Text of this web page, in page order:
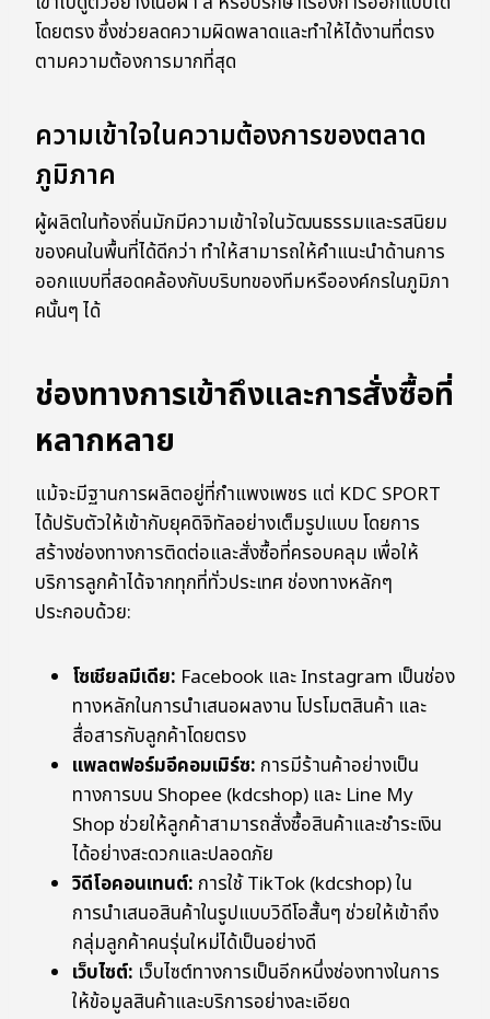
โดยตรง ซึ่งช่วยลดความผิดพลาดและทำให้ได้งานที่ตรง
ตามความต้องการมากที่สุด
ความเข้าใจในความต้องการของตลาด
ภูมิภาค
ผู้ผลิตในท้องถิ่นมักมีความเข้าใจในวัฒนธรรมและรสนิยม
ของคนในพื้นที่ได้ดีกว่า ทำให้สามารถให้คำแนะนำด้านการ
ออกแบบที่สอดคล้องกับบริบทของทีมหรือองค์กรในภูมิภา
คนั้นๆ ได้
ช่องทางการเข้าถึงและการสั่งซื้อที่
หลากหลาย
แม้จะมีฐานการผลิตอยู่ที่กำแพงเพชร แต่ KDC SPORT
ได้ปรับตัวให้เข้ากับยุคดิจิทัลอย่างเต็มรูปแบบ โดยการ
สร้างช่องทางการติดต่อและสั่งซื้อที่ครอบคลุม เพื่อให้
บริการลูกค้าได้จากทุกที่ทั่วประเทศ ช่องทางหลักๆ
ประกอบด้วย:
โซเชียลมีเดีย: Facebook และ Instagram เป็นช่อง
ทางหลักในการนำเสนอผลงาน โปรโมตสินค้า และ
สื่อสารกับลูกค้าโดยตรง
แพลตฟอร์มอีคอมเมิร์ซ: การมีร้านค้าอย่างเป็น
ทางการบน Shopee (kdcshop) และ Line My
Shop ช่วยให้ลูกค้าสามารถสั่งซื้อสินค้าและชำระเงิน
ได้อย่างสะดวกและปลอดภัย
วิดีโอคอนเทนต์: การใช้ TikTok (kdcshop) ใน
การนำเสนอสินค้าในรูปแบบวิดีโอสั้นๆ ช่วยให้เข้าถึง
กลุ่มลูกค้าคนรุ่นใหม่ได้เป็นอย่างดี
เว็บไซต์: เว็บไซต์ทางการเป็นอีกหนึ่งช่องทางในการ
ให้ข้อมูลสินค้าและบริการอย่างละเอียด